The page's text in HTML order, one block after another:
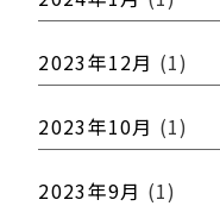
2023年12月 (1)
2023年10月 (1)
2023年9月 (1)